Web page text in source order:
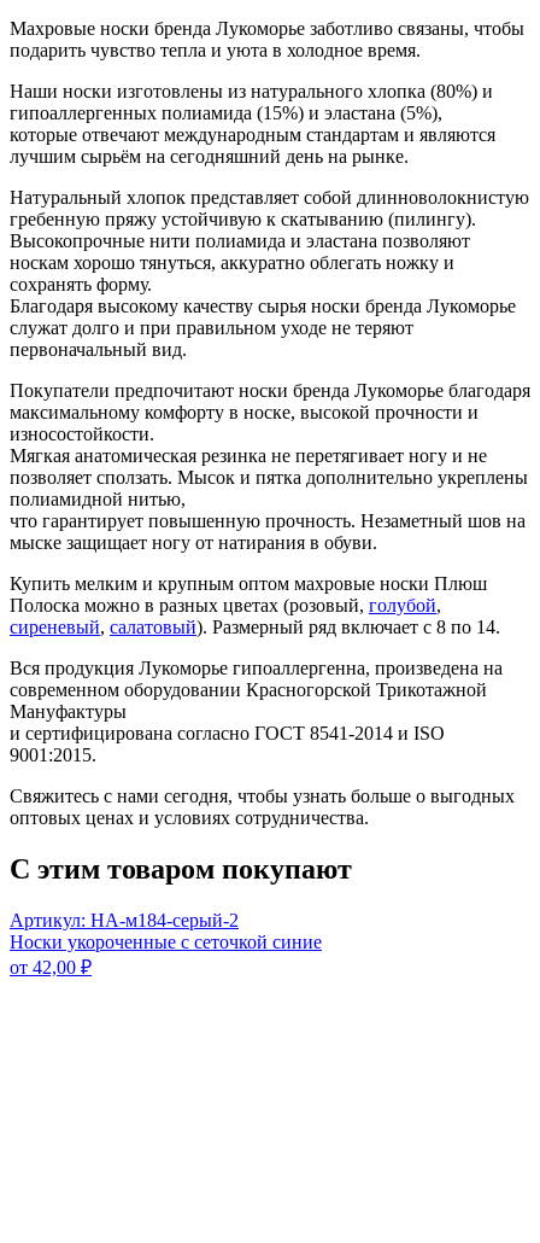
Махровые носки бренда Лукоморье заботливо связаны, чтобы
подарить чувство тепла и уюта в холодное время.
Наши носки изготовлены из натурального хлопка (80%) и
гипоаллергенных полиамида (15%) и эластана (5%),
которые отвечают международным стандартам и являются
лучшим сырьём на сегодняшний день на рынке.
Натуральный хлопок представляет собой длинноволокнистую
гребенную пряжу устойчивую к скатыванию (пилингу).
Высокопрочные нити полиамида и эластана позволяют
носкам хорошо тянуться, аккуратно облегать ножку и
сохранять форму.
Благодаря высокому качеству сырья носки бренда Лукоморье
служат долго и при правильном уходе не теряют
первоначальный вид.
Покупатели предпочитают носки бренда Лукоморье благодаря
максимальному комфорту в носке, высокой прочности и
износостойкости.
Мягкая анатомическая резинка не перетягивает ногу и не
позволяет сползать. Мысок и пятка дополнительно укреплены
полиамидной нитью,
что гарантирует повышенную прочность. Незаметный шов на
мыске защищает ногу от натирания в обуви.
Купить мелким и крупным оптом махровые носки Плюш
Полоска можно в разных цветах (розовый, голубой,
сиреневый, салатовый). Размерный ряд включает с 8 по 14.
Вся продукция Лукоморье гипоаллергенна, произведена на
современном оборудовании Красногорской Трикотажной
Мануфактуры
и сертифицирована согласно ГОСТ 8541-2014 и ISO
9001:2015.
Свяжитесь с нами сегодня, чтобы узнать больше о выгодных
оптовых ценах и условиях сотрудничества.
С этим товаром покупают
Артикул: НА-м184-серый-2
Носки укороченные с сеточкой синие
от 42,00 ₽